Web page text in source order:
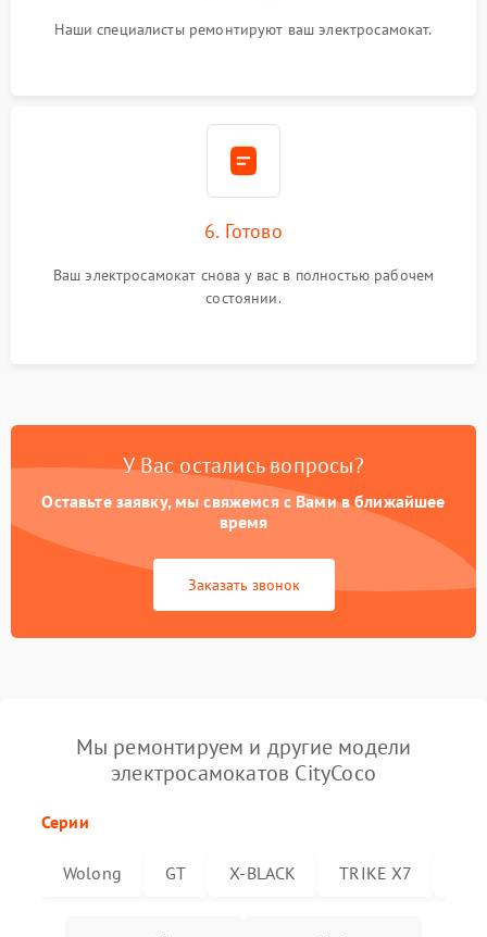
Наши специалисты ремонтируют ваш электросамокат.
6. Готово
Ваш электросамокат снова у вас в полностью рабочем
состоянии.
У Вас остались вопросы?
Оставьте заявку, мы свяжемся с Вами в ближайшее
время
Заказать звонок
Мы ремонтируем и другие модели
электросамокатов CityCoco
Серии
Wolong GT X-BLACK TRIKE X7